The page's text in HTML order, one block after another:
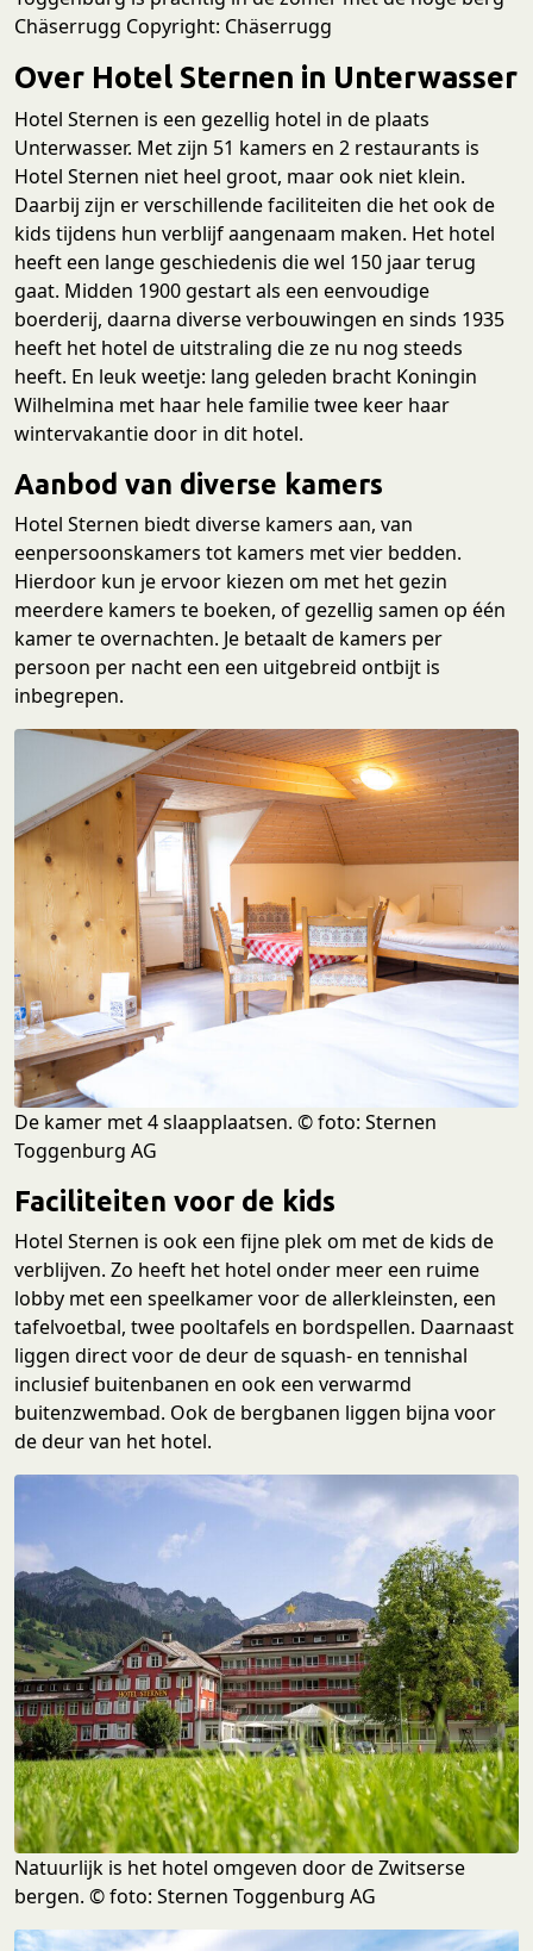
Chäserrugg Copyright: Chäserrugg
Over Hotel Sternen in Unterwasser
Hotel Sternen is een gezellig hotel in de plaats
Unterwasser. Met zijn 51 kamers en 2 restaurants is
Hotel Sternen niet heel groot, maar ook niet klein.
Daarbij zijn er verschillende faciliteiten die het ook de
kids tijdens hun verblijf aangenaam maken. Het hotel
heeft een lange geschiedenis die wel 150 jaar terug
gaat. Midden 1900 gestart als een eenvoudige
boerderij, daarna diverse verbouwingen en sinds 1935
heeft het hotel de uitstraling die ze nu nog steeds
heeft. En leuk weetje: lang geleden bracht Koningin
Wilhelmina met haar hele familie twee keer haar
wintervakantie door in dit hotel.
Aanbod van diverse kamers
Hotel Sternen biedt diverse kamers aan, van
eenpersoonskamers tot kamers met vier bedden.
Hierdoor kun je ervoor kiezen om met het gezin
meerdere kamers te boeken, of gezellig samen op één
kamer te overnachten. Je betaalt de kamers per
persoon per nacht een een uitgebreid ontbijt is
inbegrepen.
De kamer met 4 slaapplaatsen. © foto: Sternen
Toggenburg AG
Faciliteiten voor de kids
Hotel Sternen is ook een fijne plek om met de kids de
verblijven. Zo heeft het hotel onder meer een ruime
lobby met een speelkamer voor de allerkleinsten, een
tafelvoetbal, twee pooltafels en bordspellen. Daarnaast
liggen direct voor de deur de squash- en tennishal
inclusief buitenbanen en ook een verwarmd
buitenzwembad. Ook de bergbanen liggen bijna voor
de deur van het hotel.
Natuurlijk is het hotel omgeven door de Zwitserse
bergen. © foto: Sternen Toggenburg AG